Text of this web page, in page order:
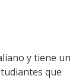
y tiene un
que